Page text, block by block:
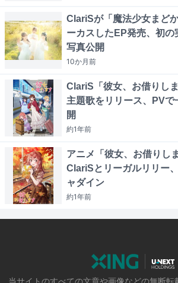
ClariSが「魔法少女まど
ーカスしたEP発売、初の
写真公開
10か月前
ClariS「彼女、お借りし
主題歌をリリース、PVで
開
約1年前
アニメ「彼女、お借りし
ClariSとリーガルリリー
ャダイン
約1年前
当サイトのすべての文章や画像などの無断転